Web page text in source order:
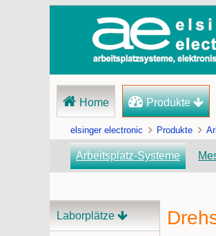
überspringen
Home Produkte
elsinger electronic Produkte
Arbeitsplatz-Systeme
Navigation
überspringen
Laborplätze